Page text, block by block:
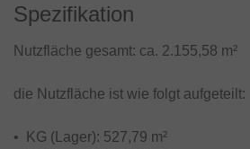
Spezifikation
Nutzfläche gesamt: ca. 2.155,58 m²
die Nutzfläche ist wie folgt aufgeteilt:
• KG (Lager): 527,79 m²